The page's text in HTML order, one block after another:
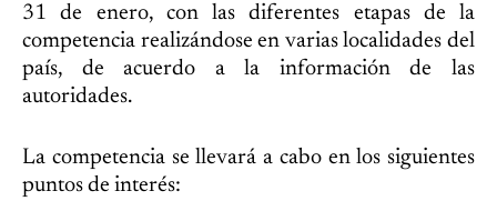
31 de enero, con las diferentes etapas de la
competencia realizándose en varias localidades del
país, de acuerdo a la información de las
autoridades.
La competencia se llevará a cabo en los siguientes
puntos de interés: